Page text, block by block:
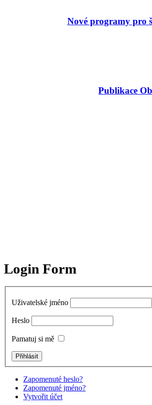
Nové programy pro
Publikace
Login Form
Uživatelské jméno
Heslo
Pamatuj si mě
Zapomenuté heslo?
Zapomenuté jméno?
Vytvořit účet